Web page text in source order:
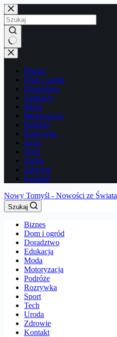
Przejdź
do
treści
Brak
wyników
Biznes
Dom i ogród
Doradztwo
Edukacja
Moda
Motoryzacja
Podróże
Rozrywka
Sport
Tech
Uroda
Zdrowie
Kontakt
Nowy Tomyśl - Nowości ze Świata
Szukaj
Biznes
Dom i ogród
Doradztwo
Edukacja
Moda
Motoryzacja
Podróże
Rozrywka
Sport
Tech
Uroda
Zdrowie
Kontakt